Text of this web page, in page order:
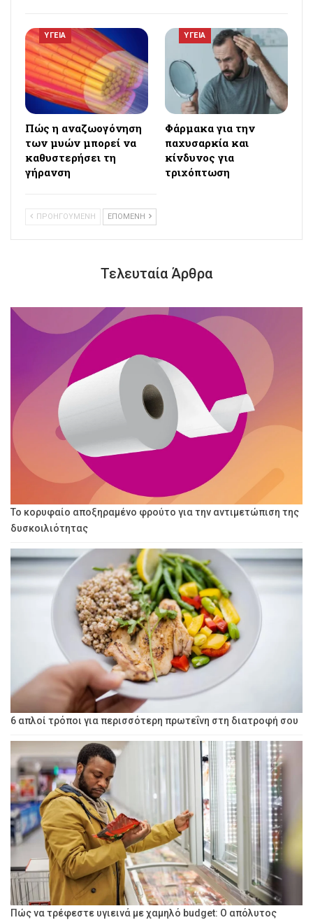
ΥΓΕΙΑ
Πώς η αναζωογόνηση
των μυών μπορεί να
καθυστερήσει τη
γήρανση
ΥΓΕΙΑ
Φάρμακα για την
παχυσαρκία και
κίνδυνος για
τριχόπτωση
ΠΡΟΗΓΟΥΜΕΝΗ ΕΠΟΜΕΝΗ
Τελευταία Άρθρα
Το κορυφαίο αποξηραμένο φρούτο για την αντιμετώπιση της
δυσκοιλιότητας
6 απλοί τρόποι για περισσότερη πρωτεΐνη στη διατροφή σου
Πώς να τρέφεστε υγιεινά με χαμηλό budget: Ο απόλυτος